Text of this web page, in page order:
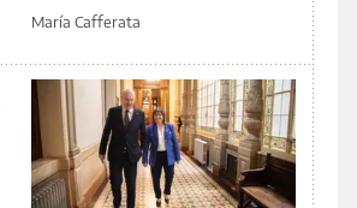
María Cafferata